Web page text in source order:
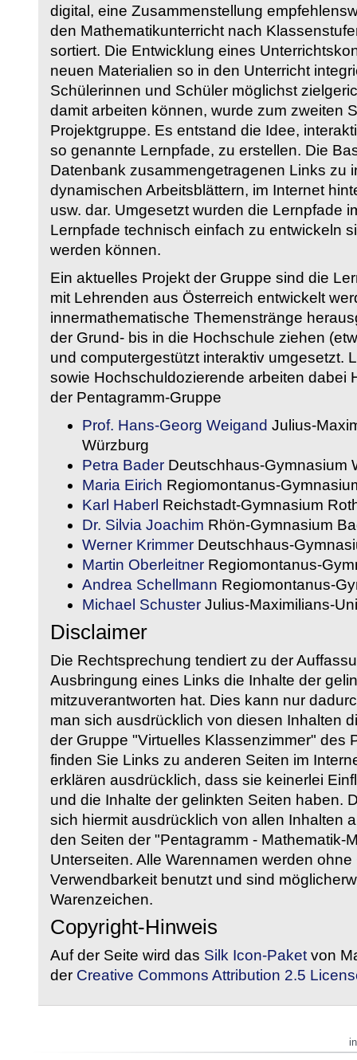
digital, eine Zusammenstellung
den Mathematikunterricht nach
sortiert. Die Entwicklung eines
neuen Materialien so in den Unterricht
Schülerinnen und Schüler möglichst
damit arbeiten können, wurde zum zweiten
Projektgruppe. Es entstand die Idee,
so genannte Lernpfade, zu erstellen. Die
Datenbank zusammengetragenen Links zu
dynamischen Arbeitsblättern, im Internet
usw. dar. Umgesetzt wurden die Lernpfade
Lernpfade technisch einfach zu entwickeln
werden können.
Ein aktuelles Projekt der Gruppe sind die
mit Lehrenden aus Österreich entwickelt
innermathematische Themenstränge
der Grund- bis in die Hochschule ziehen
und computergestützt interaktiv umgesetzt.
sowie Hochschuldozierende arbeiten dabei
der Pentagramm-Gruppe
Prof. Hans-Georg Weigand Julius-
Würzburg
Petra Bader Deutschhaus-Gymnasium
Maria Eirich Regiomontanus-
Karl Haberl Reichstadt-Gymnasium
Dr. Silvia Joachim Rhön-Gymnasium
Werner Krimmer Deutschhaus-
Martin Oberleitner Regiomontanus-
Andrea Schellmann Regiomontanus-
Michael Schuster Julius-Maximilians-
Disclaimer
Die Rechtsprechung tendiert zu der
Ausbringung eines Links die Inhalte der
mitzuverantworten hat. Dies kann nur
man sich ausdrücklich von diesen Inhalten
der Gruppe "Virtuelles Klassenzimmer" des
finden Sie Links zu anderen Seiten im
erklären ausdrücklich, dass sie keinerlei
und die Inhalte der gelinkten Seiten haben.
sich hiermit ausdrücklich von allen Inhalten
den Seiten der "Pentagramm - Mathematik-
Unterseiten. Alle Warennamen werden
Verwendbarkeit benutzt und sind
Warenzeichen.
Copyright-Hinweis
Auf der Seite wird das Silk Icon-Paket von
der Creative Commons Attribution 2.5